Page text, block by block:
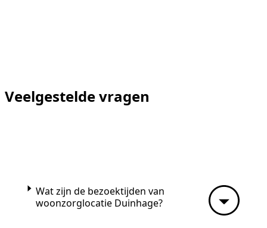
Veelgestelde vragen
Wat zijn de bezoektijden van
woonzorglocatie Duinhage?